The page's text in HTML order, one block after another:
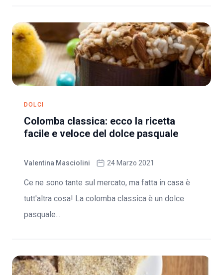
DOLCI
Colomba classica: ecco la ricetta
facile e veloce del dolce pasquale
Valentina Masciolini 24 Marzo 2021
Ce ne sono tante sul mercato, ma fatta in casa è
tutt'altra cosa! La colomba classica è un dolce
pasquale...